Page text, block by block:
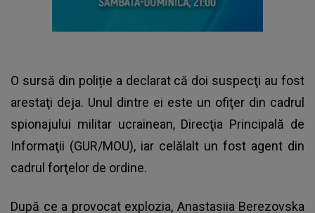
O sursă din poliție a declarat că doi suspecţi au fost
arestaţi deja. Unul dintre ei este un ofiţer din cadrul
spionajului militar ucrainean, Direcţia Principală de
Informaţii (GUR/MOU), iar celălalt un fost agent din
cadrul forţelor de ordine.
După ce a provocat explozia, Anastasiia Berezovska